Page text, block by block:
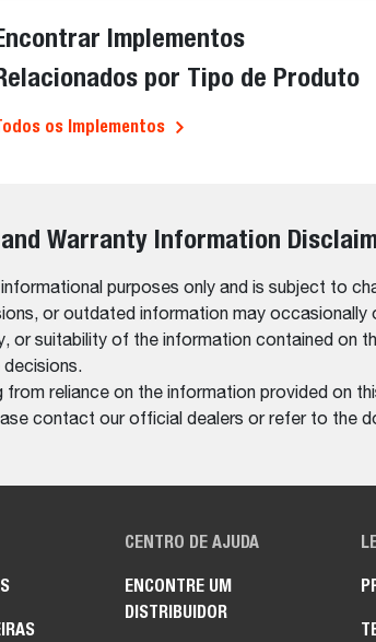
Implementos
por Tipo de Produto
os Implementos
Warranty Information
purposes only and is subject to
or outdated information may occasionally
or suitability of the information contained on
decisions.
reliance on the information provided on
contact our official dealers or refer to the
CENTRO DE AJUDA
ENCONTRE UM
DISTRIBUIDOR